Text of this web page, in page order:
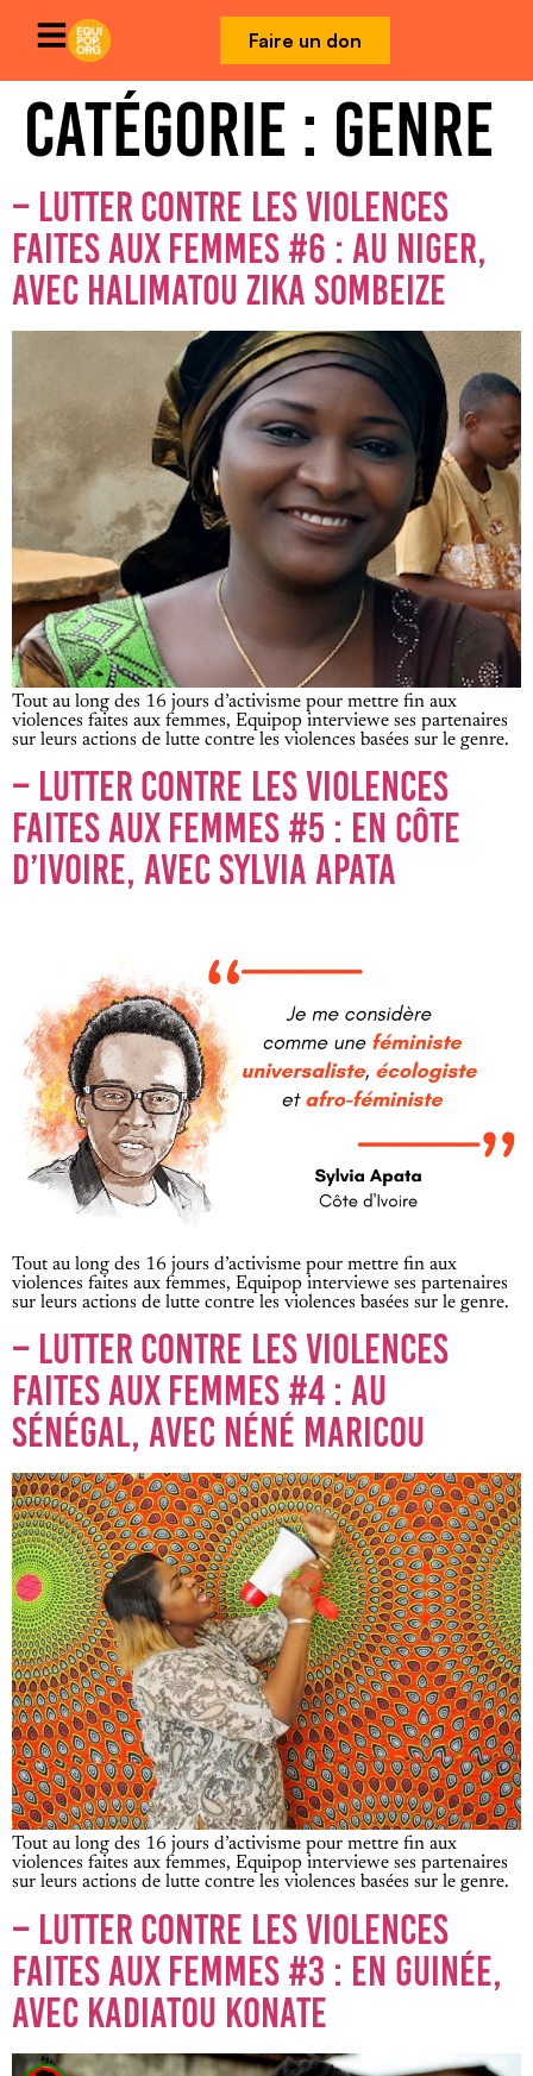
Faire un don
CATÉGORIE : GENRE
– LUTTER CONTRE LES VIOLENCES
FAITES AUX FEMMES #6 : AU NIGER,
AVEC HALIMATOU ZIKA SOMBEIZE
Tout au long des 16 jours d’activisme pour mettre fin aux
violences faites aux femmes, Equipop interviewe ses partenaires
sur leurs actions de lutte contre les violences basées sur le genre.
– LUTTER CONTRE LES VIOLENCES
FAITES AUX FEMMES #5 : EN CÔTE
D’IVOIRE, AVEC SYLVIA APATA
Tout au long des 16 jours d’activisme pour mettre fin aux
violences faites aux femmes, Equipop interviewe ses partenaires
sur leurs actions de lutte contre les violences basées sur le genre.
– LUTTER CONTRE LES VIOLENCES
FAITES AUX FEMMES #4 : AU
SÉNÉGAL, AVEC NÉNÉ MARICOU
Tout au long des 16 jours d’activisme pour mettre fin aux
violences faites aux femmes, Equipop interviewe ses partenaires
sur leurs actions de lutte contre les violences basées sur le genre.
– LUTTER CONTRE LES VIOLENCES
FAITES AUX FEMMES #3 : EN GUINÉE,
AVEC KADIATOU KONATE